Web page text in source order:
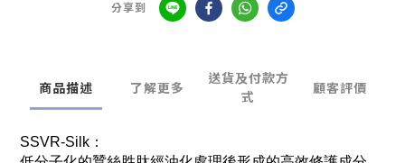
分享到
商品描述 了解更多
送貨及付款方
式
顧客評價
SSVR-Silk：